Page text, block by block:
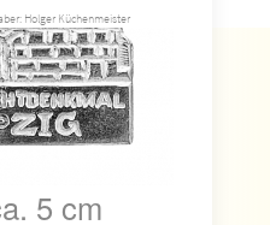
Holger Küchenmeister
5 cm